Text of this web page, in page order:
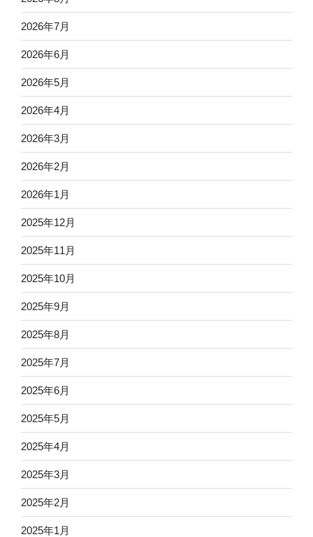
2026年7月
2026年6月
2026年5月
2026年4月
2026年3月
2026年2月
2026年1月
2025年12月
2025年11月
2025年10月
2025年9月
2025年8月
2025年7月
2025年6月
2025年5月
2025年4月
2025年3月
2025年2月
2025年1月